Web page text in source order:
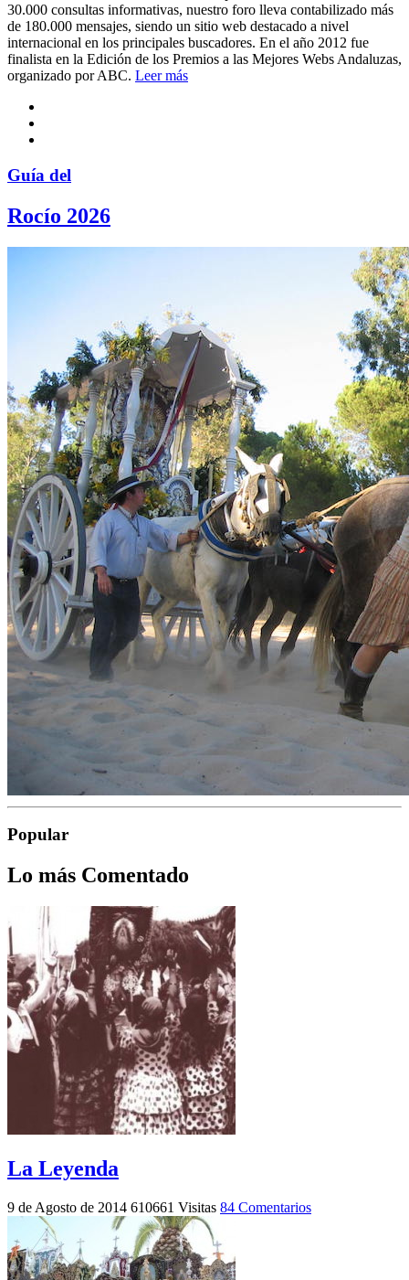
30.000 consultas informativas, nuestro foro lleva contabilizado más
de 180.000 mensajes, siendo un sitio web destacado a nivel
internacional en los principales buscadores. En el año 2012 fue
finalista en la Edición de los Premios a las Mejores Webs Andaluzas,
organizado por ABC. Leer más
Guía del
Rocío 2026
Popular
Lo más Comentado
La Leyenda
9 de Agosto de 2014 610661 Visitas 84 Comentarios